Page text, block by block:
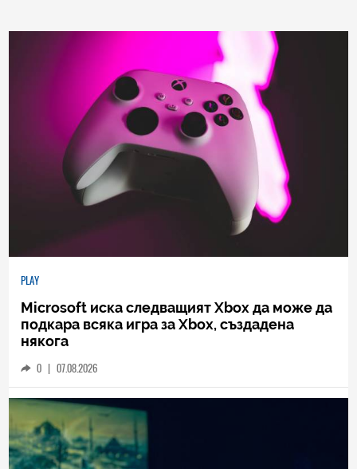
PLAY
Microsoft иска следващият Xbox да може да
подкара всяка игра за Xbox, създадена
някога
0 07.08.2026